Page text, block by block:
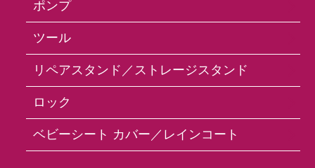
ポンプ
ツール
リペアスタンド／ストレージスタンド
ロック
ベビーシート カバー／レインコート
Products
609 Grip 130mm